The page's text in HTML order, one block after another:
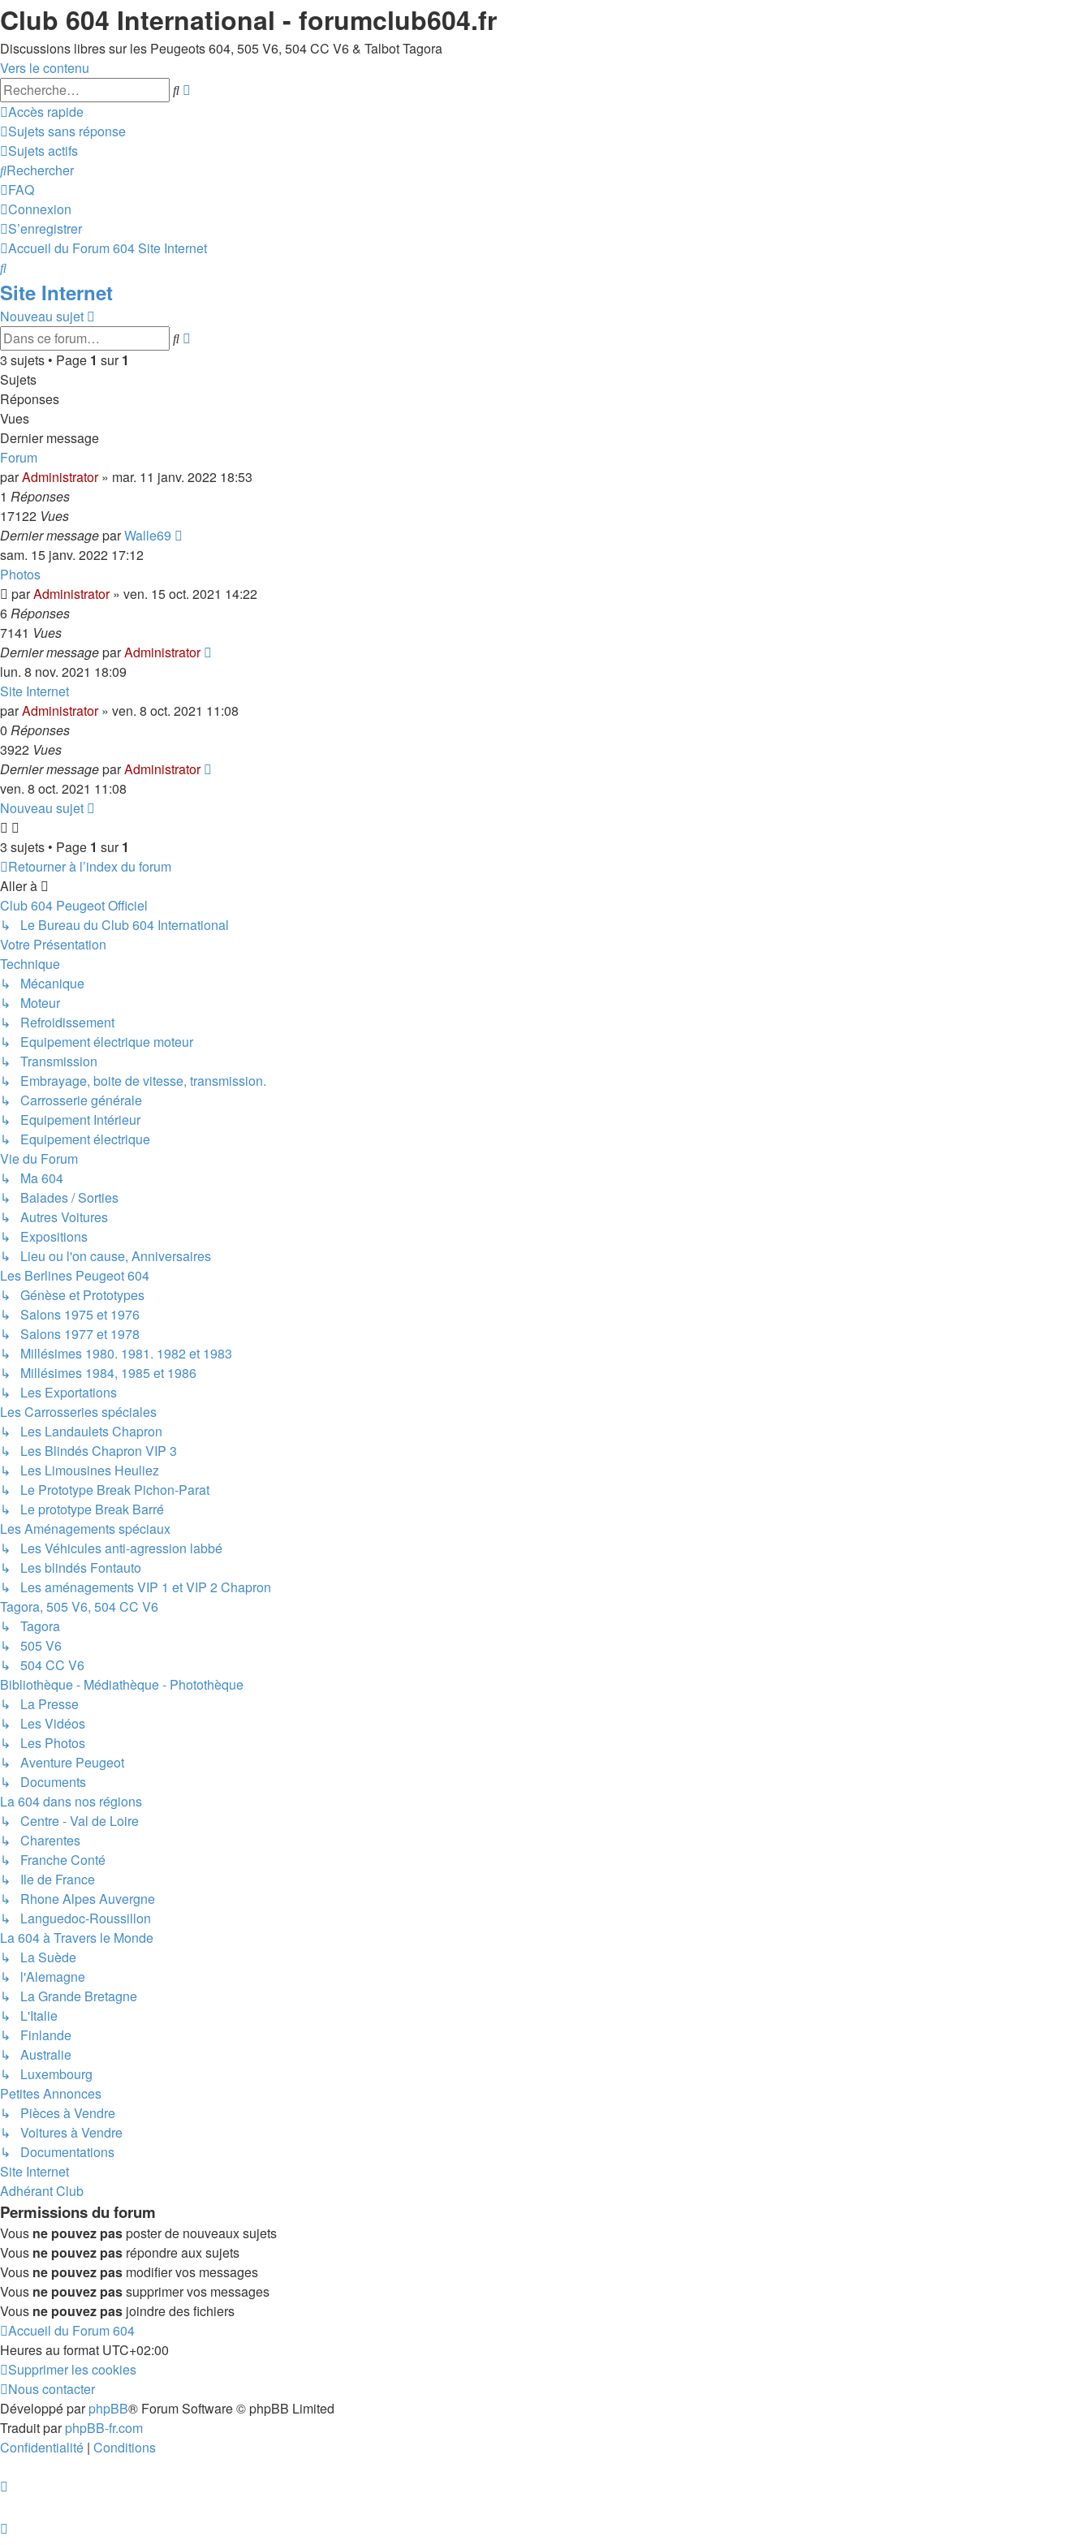
Club 604 International - forumclub604.fr
Discussions libres sur les Peugeots 604, 505 V6, 504 CC V6 & Talbot Tagora
Vers le contenu
Rechercher
Accès rapide
Sujets sans réponse
Sujets actifs
Rechercher
FAQ
Connexion
S’enregistrer
Accueil du Forum 604Site Internet
Rechercher
Site Internet
Nouveau sujet
Rechercher
3 sujets • Page 1 sur1
Sujets
Réponses
Vues
Dernier message
Forum
parAdministrator» mar. 11 janv. 2022 18:53
1 Réponses
17122 Vues
Dernier messageparWalle69
sam. 15 janv. 2022 17:12
Photos
parAdministrator» ven. 15 oct. 2021 14:22
6Réponses
7141 Vues
Dernier messageparAdministrator
lun. 8 nov. 2021 18:09
Site Internet
parAdministrator» ven. 8 oct. 2021 11:08
0 Réponses
3922 Vues
Dernier messageparAdministrator
ven. 8 oct. 2021 11:08
Nouveau sujet
3 sujets • Page 1 sur1
Retourner à l’index du forum
Aller à
Club 604 Peugeot Officiel
↳ Le Bureau du Club 604 International
Votre Présentation
Technique
↳ Mécanique
↳ Moteur
↳ Refroidissement
↳ Equipement électrique moteur
↳ Transmission
↳ Embrayage, boite de vitesse, transmission.
↳ Carrosserie générale
↳ Equipement Intérieur
↳ Equipement électrique
Vie du Forum
↳ Ma 604
↳ Balades / Sorties
↳ Autres Voitures
↳ Expositions
↳ Lieu ou l'on cause, Anniversaires
Les Berlines Peugeot 604
↳ Génèse et Prototypes
↳ Salons 1975 et 1976
↳ Salons 1977 et 1978
↳ Millésimes 1980. 1981. 1982 et 1983
↳ Millésimes 1984, 1985 et 1986
↳ Les Exportations
Les Carrosseries spéciales
↳ Les Landaulets Chapron
↳ Les Blindés Chapron VIP 3
↳ Les Limousines Heuliez
↳ Le Prototype Break Pichon-Parat
↳ Le prototype Break Barré
Les Aménagements spéciaux
↳ Les Véhicules anti-agression labbé
↳ Les blindés Fontauto
↳ Les aménagements VIP 1 et VIP 2 Chapron
Tagora, 505 V6, 504 CC V6
↳ Tagora
↳ 505 V6
↳ 504 CC V6
Bibliothèque - Médiathèque - Photothèque
↳ La Presse
↳ Les Vidéos
↳ Les Photos
↳ Aventure Peugeot
↳ Documents
La 604 dans nos régions
↳ Centre - Val de Loire
↳ Charentes
↳ Franche Conté
↳ Ile de France
↳ Rhone Alpes Auvergne
↳ Languedoc-Roussillon
La 604 à Travers le Monde
↳ La Suède
↳ l'Alemagne
↳ La Grande Bretagne
↳ L'Italie
↳ Finlande
↳ Australie
↳ Luxembourg
Petites Annonces
↳ Pièces à Vendre
↳ Voitures à Vendre
↳ Documentations
Site Internet
Adhérant Club
Permissions du forum
Vous ne pouvez pasposter de nouveaux sujets
Vous ne pouvez pas répondre aux sujets
Vous ne pouvez pas modifier vos messages
Vous ne pouvez passupprimer vos messages
Vous ne pouvez pas joindre des fichiers
Accueil du Forum 604
Heures au format UTC+02:00
Supprimer les cookies
Nous contacter
Développé parphpBB® Forum Software © phpBB Limited
Traduit parphpBB-fr.com
Confidentialité | Conditions